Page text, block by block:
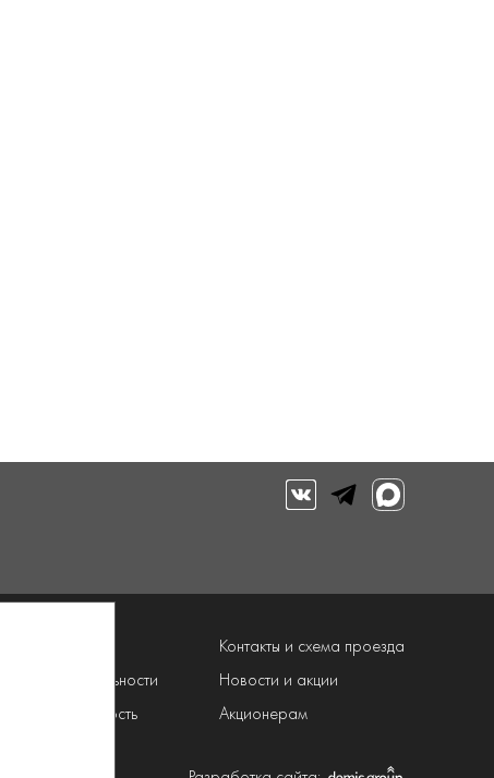
Контакты и схема проезда
Программа лояльности
Новости и акции
Конфиденциальность Акционерам